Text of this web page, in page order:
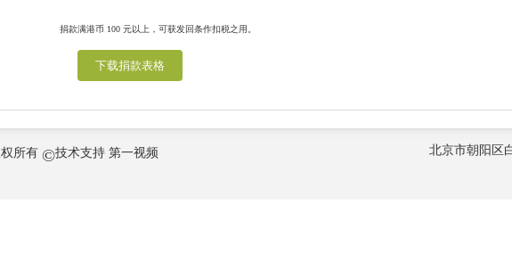
捐款满港币 100 元以上，可获发回条作扣税之用。
下载捐款表格
所有 ©技术支持 第一视频
北京市朝阳区